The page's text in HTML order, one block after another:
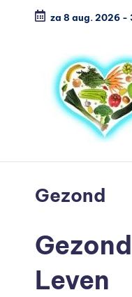
za 8 aug. 2026 -
B
i
l
o
koop
Gezond
Leven